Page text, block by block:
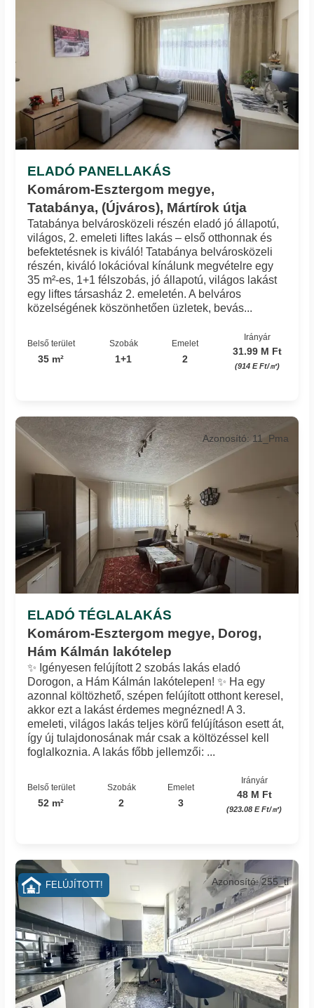
ELADÓ PANELLAKÁS
Komárom-Esztergom megye,
Tatabánya, (Újváros), Mártírok útja
Tatabánya belvárosközeli részén eladó jó állapotú,
világos, 2. emeleti liftes lakás – első otthonnak és
befektetésnek is kiváló! Tatabánya belvárosközeli
részén, kiváló lokációval kínálunk megvételre egy
35 m²-es, 1+1 félszobás, jó állapotú, világos lakást
egy liftes társasház 2. emeletén. A belváros
közelségének köszönhetően üzletek, bevás...
Belső terület
35 m²
Szobák
1+1
Emelet
2
Irányár
31.99 M Ft
(914 E Ft/㎡)
ELADÓ TÉGLALAKÁS
Komárom-Esztergom megye, Dorog,
Hám Kálmán lakótelep
Azonosító: 11_Pma
✨ Igényesen felújított 2 szobás lakás eladó
Dorogon, a Hám Kálmán lakótelepen! ✨ Ha egy
azonnal költözhető, szépen felújított otthont keresel,
akkor ezt a lakást érdemes megnézned! A 3.
emeleti, világos lakás teljes körű felújításon esett át,
így új tulajdonosának már csak a költözéssel kell
foglalkoznia. A lakás főbb jellemzői: ...
Belső terület
52 m²
Szobák
2
Emelet
3
Irányár
48 M Ft
(923.08 E Ft/㎡)
Azonosító: 255_tl
FELÚJÍTOTT!